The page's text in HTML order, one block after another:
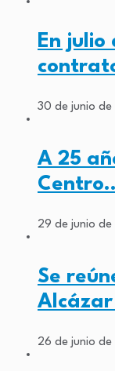
En
30 de junio
A 25
29 de junio
Se
26 de junio